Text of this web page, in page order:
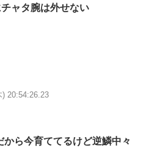
ャタ腕は外せない
) 20:54:26.23
ら今育ててるけど逆鱗中々